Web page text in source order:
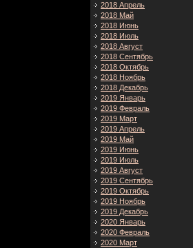
2018 Апрель
2018 Май
2018 Июнь
2018 Июль
2018 Август
2018 Сентябрь
2018 Октябрь
2018 Ноябрь
2018 Декабрь
2019 Январь
2019 Февраль
2019 Март
2019 Апрель
2019 Май
2019 Июнь
2019 Июль
2019 Август
2019 Сентябрь
2019 Октябрь
2019 Ноябрь
2019 Декабрь
2020 Январь
2020 Февраль
2020 Март